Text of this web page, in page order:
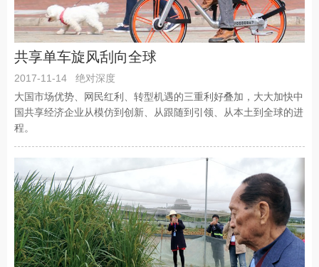
共享单车旋风刮向全球
2017-11-14
绝对深度
大国市场优势、网民红利、转型机遇的三重利好叠加，大大加快中
国共享经济企业从模仿到创新、从跟随到引领、从本土到全球的进
程。